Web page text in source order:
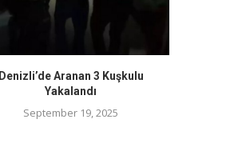
Denizli’de Aranan 3 Kuşkulu
Yakalandı
September 19, 2025